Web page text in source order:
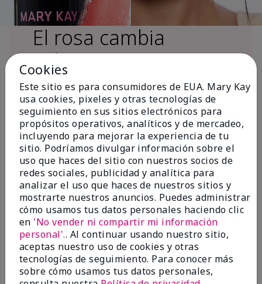
El rosa cambia
vidas®
Más de $18 millones donados a nivel
global desde 2008 para impulsar la
investigación contra el cáncer, erradicar
la violencia doméstica, promover el
empoderamiento económico y
transformar comunidades.
Cookies
Este sitio es para consumidores de EUA. Mary Kay
usa cookies, pixeles y otras tecnologías de
seguimiento en sus sitios electrónicos para
propósitos operativos, analíticos y de mercadeo,
incluyendo para mejorar la experiencia de tu
sitio. Podríamos divulgar información sobre el
uso que haces del sitio con nuestros socios de
redes sociales, publicidad y analítica para
analizar el uso que haces de nuestros sitios y
mostrarte nuestros anuncios. Puedes administrar
cómo usamos tus datos personales haciendo clic
en 'No vender ni compartir mi información
personal'.. Al continuar usando nuestro sitio,
aceptas nuestro uso de cookies y otras
tecnologías de seguimiento. Para conocer más
sobre cómo usamos tus datos personales,